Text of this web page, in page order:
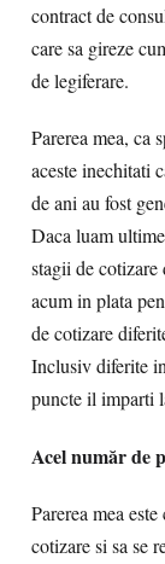
contract de
care sa gireze
de legiferare.
Parerea mea, ca
aceste inechitati
de ani au fost
Daca luam
stagii de
acum in plata
de cotizare
Inclusiv diferite
puncte il imparti
Acel număr de
Parerea mea
cotizare si sa se